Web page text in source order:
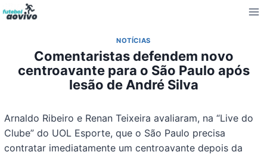
Pular
para
Conteúdo
NOTÍCIAS
Comentaristas defendem novo
centroavante para o São Paulo após
lesão de André Silva
Arnaldo Ribeiro e Renan Teixeira avaliaram, na “Live do
Clube” do UOL Esporte, que o São Paulo precisa
contratar imediatamente um centroavante depois da